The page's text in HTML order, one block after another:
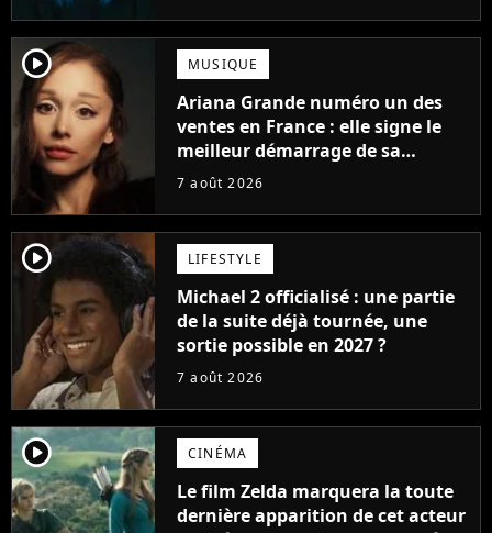
player2 MUSIQUE
Ariana Grande numéro un des
ventes en France : elle signe le
meilleur démarrage de sa
carrière avec son album Petal
7 août 2026
player2 LIFESTYLE
Michael 2 officialisé : une partie
de la suite déjà tournée, une
sortie possible en 2027 ?
7 août 2026
player2 CINÉMA
Le film Zelda marquera la toute
dernière apparition de cet acteur